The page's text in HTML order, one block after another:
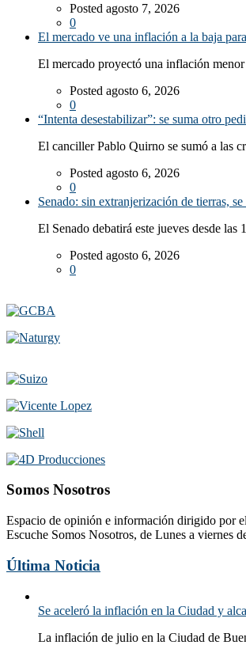
Posted agosto 7, 2026
0
El mercado ve una inflación a la baja
El mercado proyectó una inflación
Posted agosto 6, 2026
0
“Intenta desestabilizar”: se suma otro
El canciller Pablo Quirno se sumó a las
Posted agosto 6, 2026
0
Senado: sin extranjerización de tierras,
El Senado debatirá este jueves desde las
Posted agosto 6, 2026
0
Somos Nosotros
Espacio de opinión e información dirigido por
Escuche Somos Nosotros, de Lunes a viernes
Última Noticia
Se aceleró la inflación en la Ciudad y
La inflación de julio en la Ciudad de